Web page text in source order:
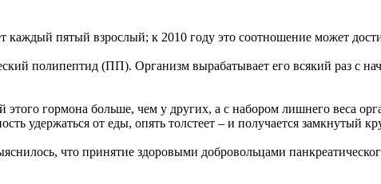
каждый пятый взрослый; к 2010 году это соотношение может
полипептид (ПП). Организм вырабатывает его всякий раз с
этого гормона больше, чем у других, а с набором лишнего веса
удержаться от еды, опять толстеет – и получается замкнутый
что принятие здоровыми добровольцами